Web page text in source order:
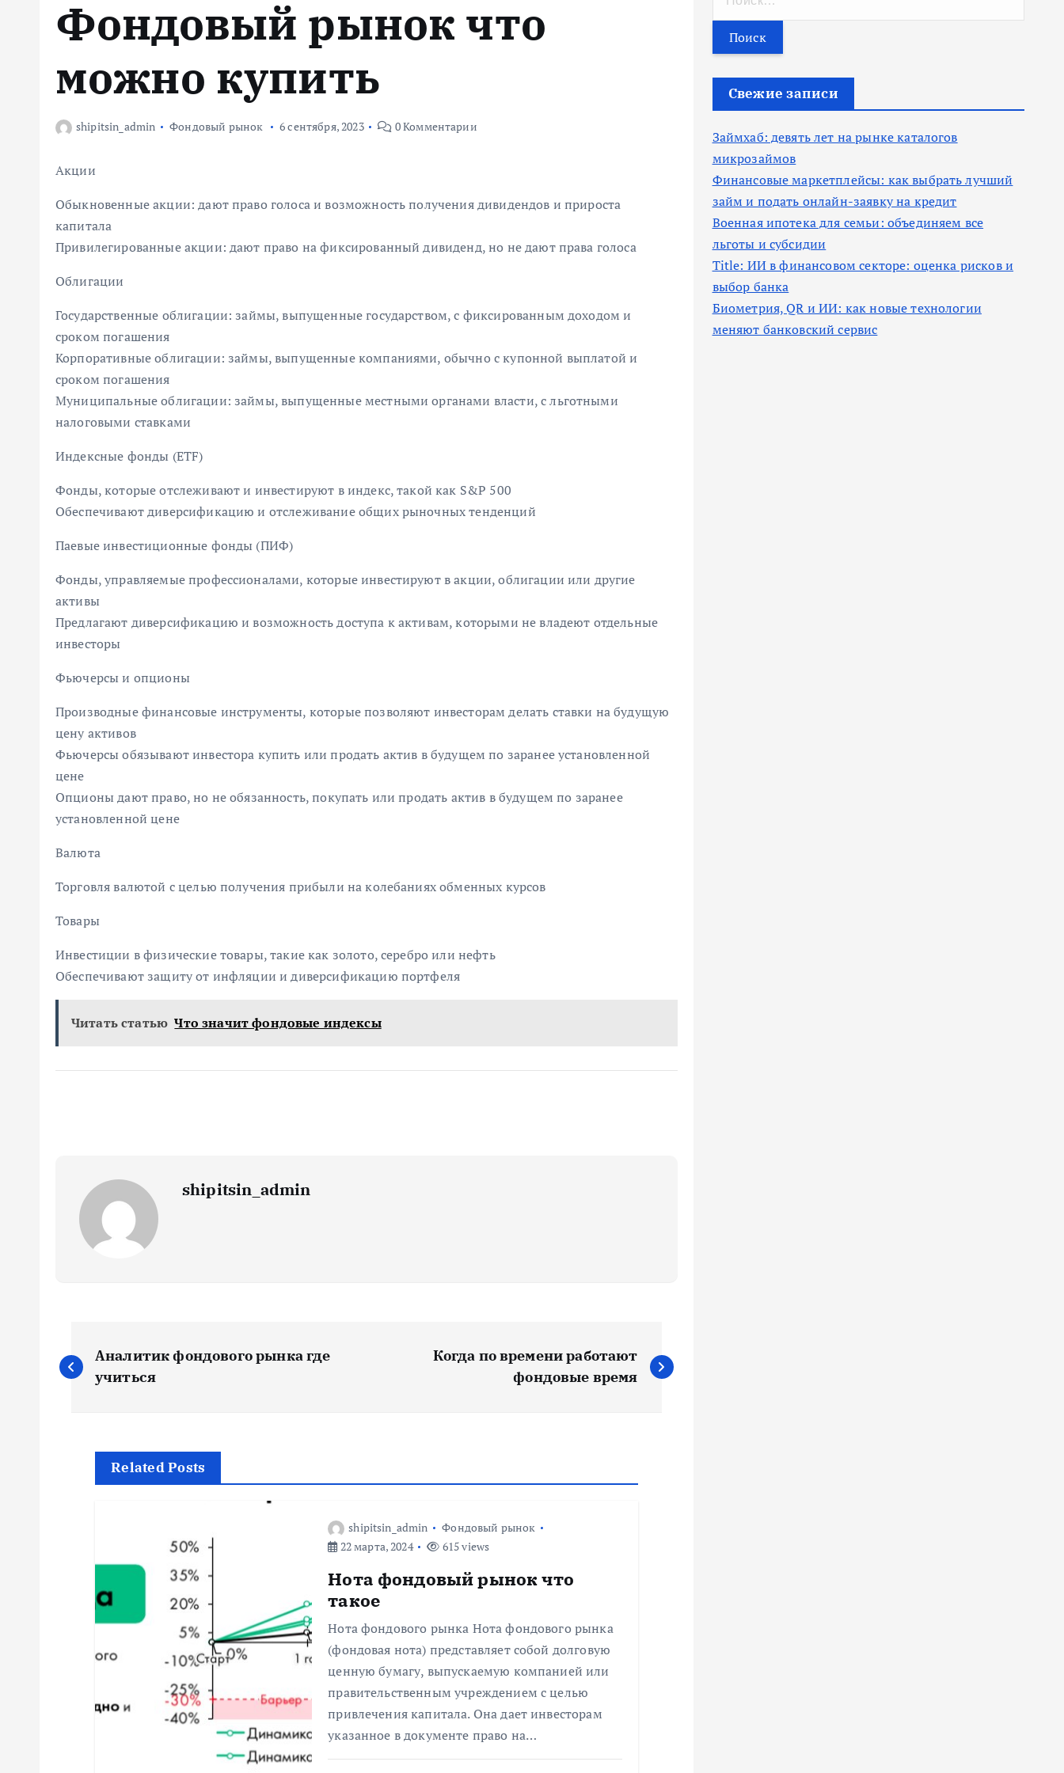
Фондовый рынок что
можно купить
shipitsin_admin Фондовый рынок 6 сентября, 2023 0 Комментарии
Акции
Обыкновенные акции: дают право голоса и возможность получения дивидендов и прироста
капитала
Привилегированные акции: дают право на фиксированный дивиденд, но не дают права голоса
Облигации
Государственные облигации: займы, выпущенные государством, с фиксированным доходом и
сроком погашения
Корпоративные облигации: займы, выпущенные компаниями, обычно с купонной выплатой и
сроком погашения
Муниципальные облигации: займы, выпущенные местными органами власти, с льготными
налоговыми ставками
Индексные фонды (ETF)
Фонды, которые отслеживают и инвестируют в индекс, такой как S&P 500
Обеспечивают диверсификацию и отслеживание общих рыночных тенденций
Паевые инвестиционные фонды (ПИФ)
Фонды, управляемые профессионалами, которые инвестируют в акции, облигации или другие
активы
Предлагают диверсификацию и возможность доступа к активам, которыми не владеют отдельные
инвесторы
Фьючерсы и опционы
Производные финансовые инструменты, которые позволяют инвесторам делать ставки на будущую
цену активов
Фьючерсы обязывают инвестора купить или продать актив в будущем по заранее установленной
цене
Опционы дают право, но не обязанность, покупать или продать актив в будущем по заранее
установленной цене
Валюта
Торговля валютой с целью получения прибыли на колебаниях обменных курсов
Товары
Инвестиции в физические товары, такие как золото, серебро или нефть
Обеспечивают защиту от инфляции и диверсификацию портфеля
Читать статью Что значит фондовые индексы
shipitsin_admin
Н
а
Аналитик фондового рынка где
учиться
Когда по времени работают
фондовые время
Related Posts
shipitsin_admin
Фондовый рынок
22 марта, 2024
615 views
Нота фондовый рынок что
такое
Нота фондового рынка Нота фондового рынка
(фондовая нота) представляет собой долговую
ценную бумагу, выпускаемую компанией или
правительственным учреждением с целью
привлечения капитала. Она дает инвесторам
указанное в документе право на…
т
и
Свежие записи
Займхаб: девять лет на рынке каталогов
микрозаймов
Финансовые маркетплейсы: как выбрать лучший
займ и подать онлайн-заявку на кредит
Военная ипотека для семьи: объединяем все
льготы и субсидии
Title: ИИ в финансовом секторе: оценка рисков и
выбор банка
Биометрия, QR и ИИ: как новые технологии
меняют банковский сервис